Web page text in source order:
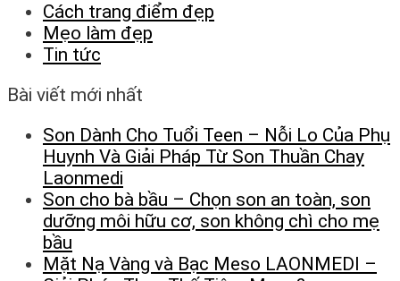
Cách trang điểm đẹp
Mẹo làm đẹp
Tin tức
Bài viết mới nhất
Son Dành Cho Tuổi Teen – Nỗi Lo Của Phụ
Huynh Và Giải Pháp Từ Son Thuần Chay
Laonmedi
Son cho bà bầu – Chọn son an toàn, son
dưỡng môi hữu cơ, son không chì cho mẹ
bầu
Mặt Nạ Vàng và Bạc Meso LAONMEDI –